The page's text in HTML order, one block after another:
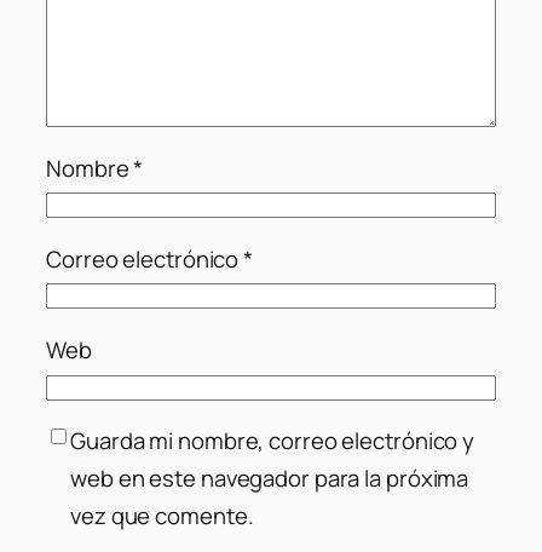
Nombre*
Correo electrónico*
Web
Guarda mi nombre, correo electrónico y
web en este navegador para la próxima
vez que comente.